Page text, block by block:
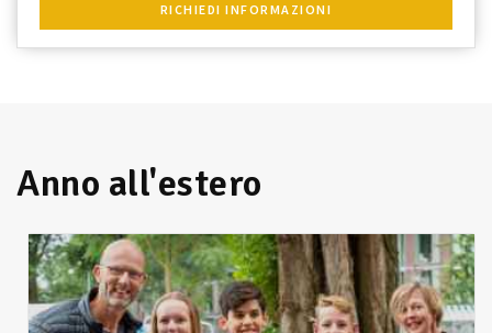
RICHIEDI INFORMAZIONI
Anno all'estero